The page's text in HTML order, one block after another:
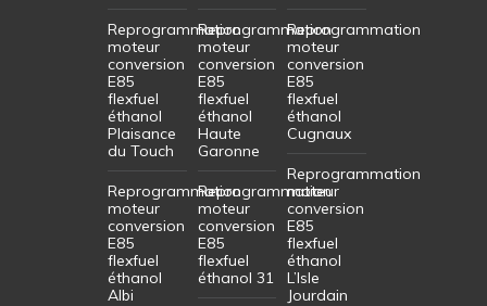
Reprogrammation
moteur
conversion
E85
flexfuel
éthanol
Plaisance
du Touch
Reprogrammation
moteur
conversion
E85
flexfuel
éthanol
Albi
Reprogrammation
moteur
conversion
E85
flexfuel
éthanol
Haute
Garonne
Reprogrammation
moteur
conversion
E85
flexfuel
éthanol 31
Reprogrammation
moteur
conversion
E85
flexfuel
éthanol
Cugnaux
Reprogrammation
moteur
conversion
E85
flexfuel
éthanol
L’Isle
Jourdain